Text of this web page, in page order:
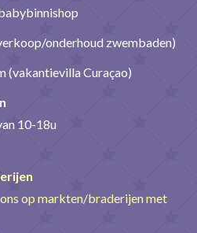
onderhoud zwembaden)
(vakantievilla Curaçao)
10-18u
op markten/braderijen met